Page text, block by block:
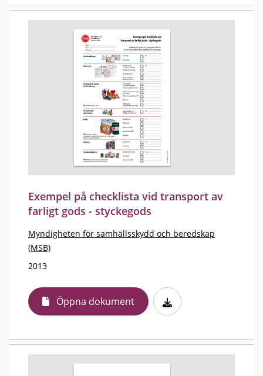
Exempel på checklista vid transport av
farligt gods - styckegods
Myndigheten för samhällsskydd och beredskap
(MSB)
2013
Öppna dokument